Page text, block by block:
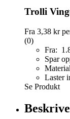
Trolli
Fra 3,38 kr
(0)
Fra:
Spar
Laster
Se Produkt